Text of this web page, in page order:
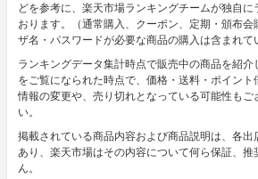
どを参考に、楽天市場ランキングチームが独自
おります。（通常購入、クーポン、定期・頒布
ザ名・パスワードが必要な商品の購入は含まれて
ランキングデータ集計時点で販売中の商品を紹
をご覧になられた時点で、価格・送料・ポイン
情報の変更や、売り切れとなっている可能性もご
い。
掲載されている商品内容および商品説明は、各
あり、楽天市場はその内容について何ら保証、
ん。